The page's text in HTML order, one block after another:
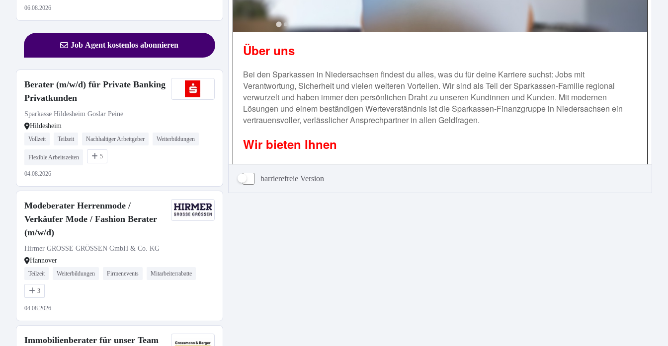
06.08.2026
Job Agent kostenlos abonnieren
Berater (m/w/d) für Private Banking
Privatkunden
Sparkasse Hildesheim Goslar Peine
Hildesheim
Vollzeit Teilzeit Nachhaltiger Arbeitgeber Weiterbildungen
Flexible Arbeitszeiten 5
04.08.2026
Modeberater Herrenmode /
Verkäufer Mode / Fashion Berater
(m/w/d)
Hirmer GROSSE GRÖSSEN GmbH & Co. KG
Hannover
Teilzeit Weiterbildungen Firmenevents Mitarbeiterrabatte
3
04.08.2026
Immobilienberater für unser Team
barrierefreie Version